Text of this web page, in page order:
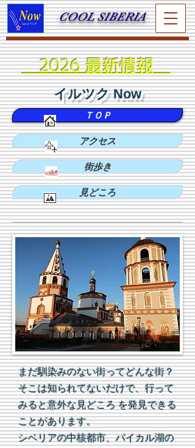
COOL SIBERIA
2026 最新情報
イルツク Now
ＴＯＰ
アクセス
街歩き
見どころ
まだ馴染みのない街ってどんな街？
そこは知られてないだけで、行って
みると意外な見どころ を発見できる
ことがあります。
シベリアの中核都市、バイカル湖の